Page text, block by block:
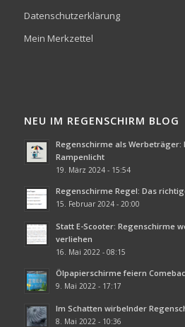
Datenschutzerklärung
Mein Merkzettel
NEU IM REGENSCHIRM BLOG
Regenschirme als Werbeträger:
Rampenlicht
19. März 2024 - 15:54
Regenschirme Regel: Das
15. Februar 2024 - 20:00
Statt E-Scooter: Regenschirme
verliehen
16. Mai 2022 - 08:15
Ölpapierschirme feiern
9. Mai 2022 - 17:17
Im Schatten wirbelnder
8. Mai 2022 - 10:36